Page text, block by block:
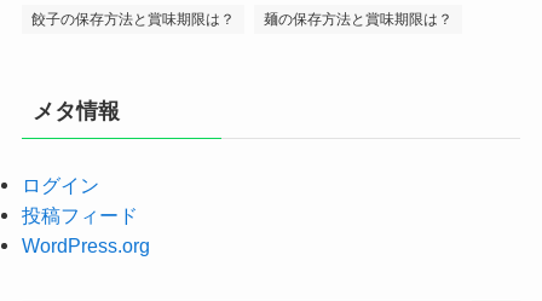
餃子の保存方法と賞味期限は？ 麺の保存方法と賞味期限は？
メタ情報
ログイン
投稿フィード
WordPress.org